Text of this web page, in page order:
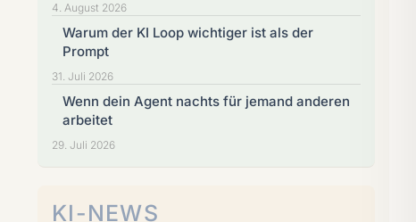
4. August 2026
Warum der KI Loop wichtiger ist als der
Prompt
31. Juli 2026
Wenn dein Agent nachts für jemand anderen
arbeitet
29. Juli 2026
KI-NEWS